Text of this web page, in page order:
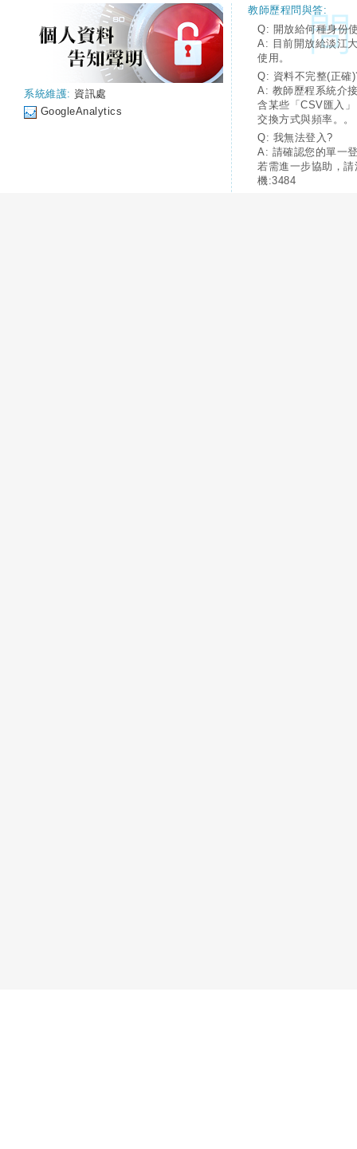
系統維護: 資訊處
GoogleAnalytics
教師歷程問與答:
Q: 開放給何種身份
A: 目前開放給淡江
使用。
Q: 資料不完整(正確
A: 教師歷程系統介
含某些「CSV匯入
交換方式與頻率。。
Q: 我無法登入?
A: 請確認您的單一
若需進一步協助，
機:3484